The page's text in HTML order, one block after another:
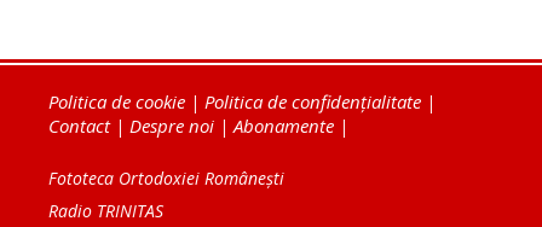
Politica de cookie | Politica de confidențialitate |
Contact| Despre noi |Abonamente |
Fototeca Ortodoxiei Românești
Radio TRINITAS